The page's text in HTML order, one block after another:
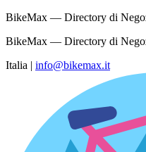
BikeMax — Directory di
BikeMax — Directory di
Italia | info@bikemax.it